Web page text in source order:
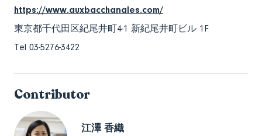
https://www.auxbacchanales.com/
東京都千代田区紀尾井町4-1 新紀尾井町ビル 1F
Tel 03-5276-3422
Contributor
江澤 香織